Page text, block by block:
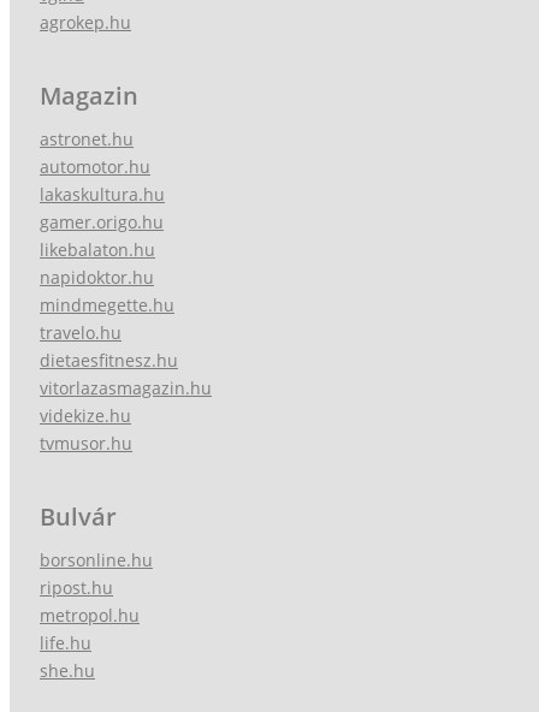
agrokep.hu
Magazin
astronet.hu
automotor.hu
lakaskultura.hu
gamer.origo.hu
likebalaton.hu
napidoktor.hu
mindmegette.hu
travelo.hu
dietaesfitnesz.hu
vitorlazasmagazin.hu
videkize.hu
tvmusor.hu
Bulvár
borsonline.hu
ripost.hu
metropol.hu
life.hu
she.hu